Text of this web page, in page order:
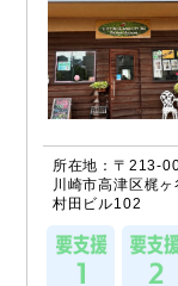
所在地：〒213-
川崎市高津区梶
村田ビル102